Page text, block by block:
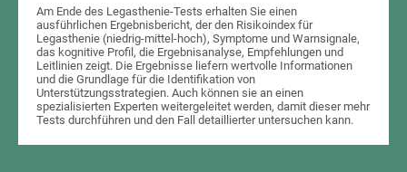
Am Ende des Legasthenie-Tests erhalten Sie einen
ausführlichen Ergebnisbericht, der den Risikoindex für
Legasthenie (niedrig-mittel-hoch), Symptome und Warnsignale,
das kognitive Profil, die Ergebnisanalyse, Empfehlungen und
Leitlinien zeigt. Die Ergebnisse liefern wertvolle Informationen
und die Grundlage für die Identifikation von
Unterstützungsstrategien. Auch können sie an einen
spezialisierten Experten weitergeleitet werden, damit dieser mehr
Tests durchführen und den Fall detaillierter untersuchen kann.